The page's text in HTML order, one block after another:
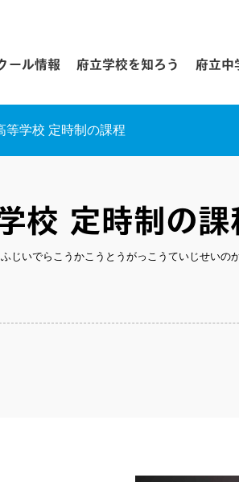
ール情報 府立学校を知ろう 府立中
等学校 定時制の課程
校 定時制の課
じいでらこうかこうとうがっこうていじせいの